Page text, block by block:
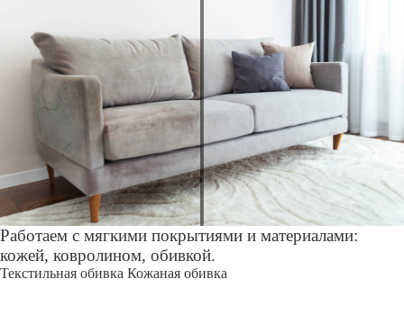
Работаем с мягкими покрытиями и материалами:
кожей, ковролином, обивкой.
Текстильная обивка Кожаная обивка